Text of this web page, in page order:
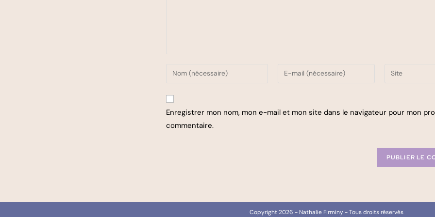
Enregistrer mon nom, mon e-mail et mon site dans le navigateur pour mon
commentaire.
Copyright 2026 - Nathalie Firminy - Tous droits réservés